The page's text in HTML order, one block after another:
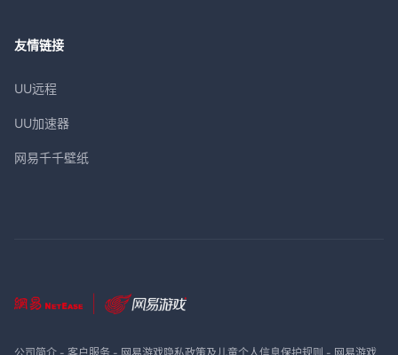
友情链接
UU远程
UU加速器
网易千千壁纸